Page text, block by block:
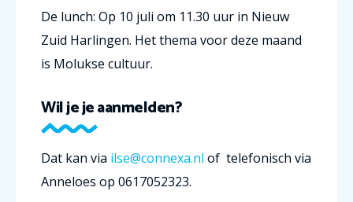
De lunch: Op 10 juli om 11.30 uur in Nieuw
Zuid Harlingen. Het thema voor deze maand
is Molukse cultuur.
Wil je je aanmelden?
Dat kan via ilse@connexa.nl of telefonisch via
Anneloes op 0617052323.